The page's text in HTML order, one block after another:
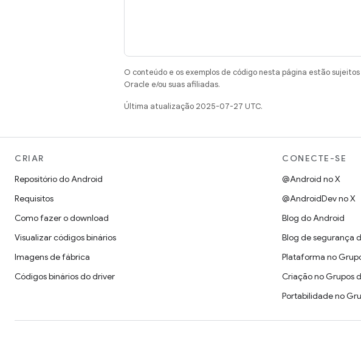
O conteúdo e os exemplos de código nesta página estão
Oracle e/ou suas afiliadas.
Última atualização 2025-07-27 UTC.
CRIAR
Repositório do Android
Requisitos
Como fazer o download
Visualizar códigos binários
Imagens de fábrica
Códigos binários do driver
CONECTE-SE
@Android no X
@AndroidDev no X
Blog do Android
Blog de segurança
Plataforma no
Criação no Grupos
Portabilidade no